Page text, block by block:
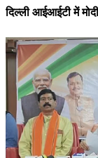
07 Aug 2026 41
बस्तर संभाग में 500
का नामकरण शहीदों के